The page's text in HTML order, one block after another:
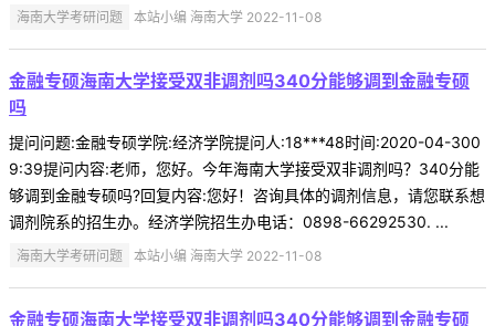
海南大学考研问题 本站小编 海南大学 2022-11-08
金融专硕海南大学接受双非调剂吗340分能够调到金融专硕
吗
提问问题:金融专硕学院:经济学院提问人:18***48时间:2020-04-300
9:39提问内容:老师，您好。今年海南大学接受双非调剂吗？340分能
够调到金融专硕吗?回复内容:您好！咨询具体的调剂信息，请您联系想
调剂院系的招生办。经济学院招生办电话：0898-66292530. ...
海南大学考研问题 本站小编 海南大学 2022-11-08
金融专硕海南大学接受双非调剂吗340分能够调到金融专硕